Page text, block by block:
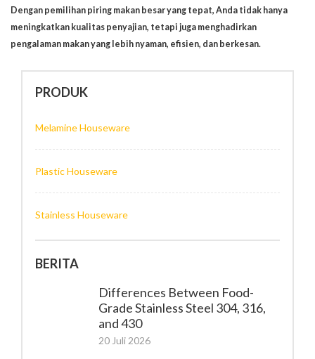
Dengan pemilihan piring makan besar yang tepat, Anda tidak hanya
meningkatkan kualitas penyajian, tetapi juga menghadirkan
pengalaman makan yang lebih nyaman, efisien, dan berkesan.
PRODUK
Melamine Houseware
Plastic Houseware
Stainless Houseware
BERITA
Differences Between Food-
Grade Stainless Steel 304, 316,
and 430
20 Juli 2026